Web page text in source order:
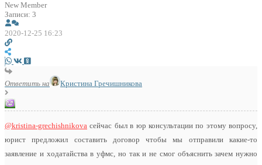
New Member
Записи: 3
2020-12-25 16:23
Ответить на Кристина Гречишникова
@kristina-grechishnikova сейчас был в юр консультации по этому вопросу,
юрист предложил составить договор чтобы мы отправили какие-то
заявление и ходатайства в уфмс, но так и не смог объяснить зачем нужно